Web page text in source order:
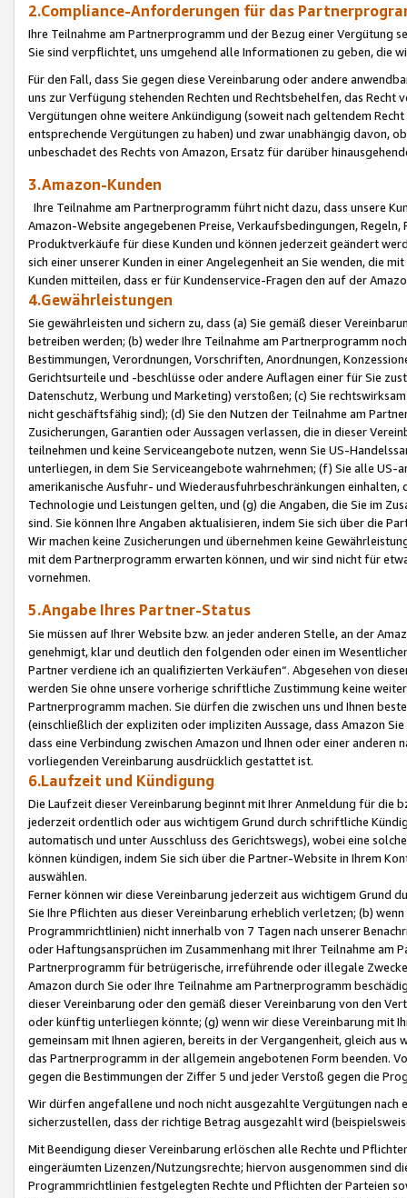
2.Compliance-Anforderungen für das
Ihre Teilnahme am Partnerprogramm und der Bezug einer Vergütung
Sie sind verpflichtet, uns umgehend alle Informationen zu geben, die
Für den Fall, dass Sie gegen diese Vereinbarung oder andere
uns zur Verfügung stehenden Rechten und Rechtsbehelfen, das
Vergütungen ohne weitere Ankündigung (soweit nach geltendem
entsprechende Vergütungen zu haben) und zwar unabhängig davon,
unbeschadet des Rechts von Amazon, Ersatz für darüber
3.Amazon-Kunden
Ihre Teilnahme am Partnerprogramm führt nicht dazu, dass unsere
Amazon-Website angegebenen Preise, Verkaufsbedingungen,
Produktverkäufe für diese Kunden und können jederzeit geändert
sich einer unserer Kunden in einer Angelegenheit an Sie wenden, die
Kunden mitteilen, dass er für Kundenservice-Fragen den auf der
4.Gewährleistungen
Sie gewährleisten und sichern zu, dass (a) Sie gemäß dieser
betreiben werden; (b) weder Ihre Teilnahme am Partnerprogramm
Bestimmungen, Verordnungen, Vorschriften, Anordnungen,
Gerichtsurteile und -beschlüsse oder andere Auflagen einer für Sie
Datenschutz, Werbung und Marketing) verstoßen; (c) Sie
nicht geschäftsfähig sind); (d) Sie den Nutzen der Teilnahme am
Zusicherungen, Garantien oder Aussagen verlassen, die in dieser
teilnehmen und keine Serviceangebote nutzen, wenn Sie US-
unterliegen, in dem Sie Serviceangebote wahrnehmen; (f) Sie alle
amerikanische Ausfuhr- und Wiederausfuhrbeschränkungen
Technologie und Leistungen gelten, und (g) die Angaben, die Sie im
sind. Sie können Ihre Angaben aktualisieren, indem Sie sich über die
Wir machen keine Zusicherungen und übernehmen keine
mit dem Partnerprogramm erwarten können, und wir sind nicht für
vornehmen.
5.Angabe Ihres Partner-Status
Sie müssen auf Ihrer Website bzw. an jeder anderen Stelle, an der
genehmigt, klar und deutlich den folgenden oder einen im
Partner verdiene ich an qualifizierten Verkäufen“. Abgesehen von
werden Sie ohne unsere vorherige schriftliche Zustimmung keine
Partnerprogramm machen. Sie dürfen die zwischen uns und Ihnen
(einschließlich der expliziten oder impliziten Aussage, dass Amazon
dass eine Verbindung zwischen Amazon und Ihnen oder einer
vorliegenden Vereinbarung ausdrücklich gestattet ist.
6.Laufzeit und Kündigung
Die Laufzeit dieser Vereinbarung beginnt mit Ihrer Anmeldung für die
jederzeit ordentlich oder aus wichtigem Grund durch schriftliche
automatisch und unter Ausschluss des Gerichtswegs), wobei eine
können kündigen, indem Sie sich über die Partner-Website in Ihrem
auswählen.
Ferner können wir diese Vereinbarung jederzeit aus wichtigem Grund
Sie Ihre Pflichten aus dieser Vereinbarung erheblich verletzen; (b)
Programmrichtlinien) nicht innerhalb von 7 Tagen nach unserer
oder Haftungsansprüchen im Zusammenhang mit Ihrer Teilnahme am
Partnerprogramm für betrügerische, irreführende oder illegale
Amazon durch Sie oder Ihre Teilnahme am Partnerprogramm
dieser Vereinbarung oder den gemäß dieser Vereinbarung von den
oder künftig unterliegen könnte; (g) wenn wir diese Vereinbarung mit
gemeinsam mit Ihnen agieren, bereits in der Vergangenheit, gleich
das Partnerprogramm in der allgemein angebotenen Form beenden.
gegen die Bestimmungen der Ziffer 5 und jeder Verstoß gegen die
Wir dürfen angefallene und noch nicht ausgezahlte Vergütungen
sicherzustellen, dass der richtige Betrag ausgezahlt wird
Mit Beendigung dieser Vereinbarung erlöschen alle Rechte und
eingeräumten Lizenzen/Nutzungsrechte; hiervon ausgenommen sind
Programmrichtlinien festgelegten Rechte und Pflichten der Parteien